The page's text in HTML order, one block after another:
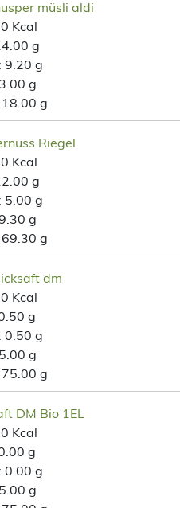
müsli aldi
Kcal
g
9.20 g
g
18.00 g
Riegel
Kcal
g
5.00 g
g
69.30 g
dm
Kcal
g
0.50 g
g
75.00 g
DM Bio 1EL
Kcal
g
0.00 g
g